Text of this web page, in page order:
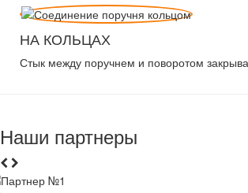
НА КОЛЬЦАХ
Стык между поручнем и поворотом
Наши партнеры